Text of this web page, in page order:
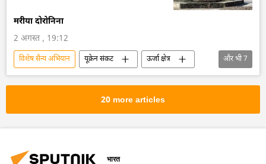
मरीया दोरोनिना
2 अगस्त , 19:12
विशेष सैन्य अभियान यूक्रेन संकट
ऊर्जा क्षेत्र
परमाणु ऊर्जा
राष्ट्रीय सुरक्षा
यूक्रेन
रूस
ज़पोरोज्ये
ज़पोरोज्ये परमाणु ऊर्जा संयंत्र
और भी7
20 more articles
भारत